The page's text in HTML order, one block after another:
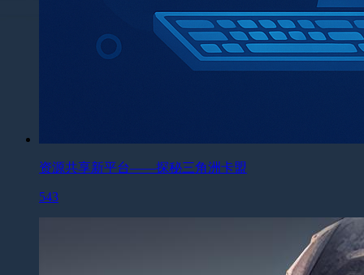
资源共享新平台——探秘三角洲卡盟
543